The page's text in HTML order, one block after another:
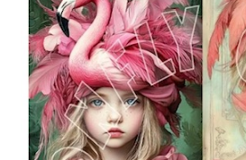
Blog / DIY / Tutorials
Over mij
Contact